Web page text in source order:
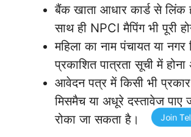
बैंक खाता आधार कार्ड से लिंक
साथ ही NPCI मैपिंग भी पूरी
महिला का नाम पंचायत या नगर
प्रकाशित पात्रता सूची में होना
आवेदन पत्र में किसी भी
मिसमैच या अधूरे दस्तावेज पाए
रोका जा सकता है।